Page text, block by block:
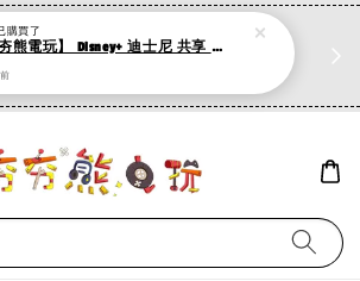
滿500折50，加購第二件再打95折
購買了
【夯夯熊電玩】 Disney+ 迪士尼 共享 4K畫質 30/60/90/120/180/365天 租用期間不換號 影音串流平台 (數位版)